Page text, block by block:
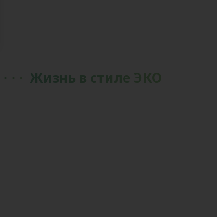
Жизнь в стиле ЭКО